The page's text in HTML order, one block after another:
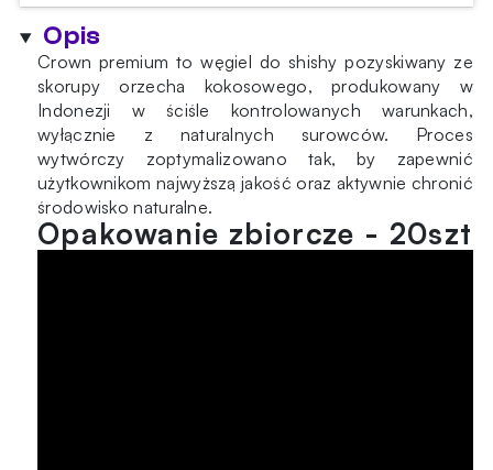
1kg
(26mm)
Opis
Crown premium to węgiel do shishy pozyskiwany ze
skorupy orzecha kokosowego, produkowany w
Indonezji w ściśle kontrolowanych warunkach,
wyłącznie z naturalnych surowców. Proces
wytwórczy zoptymalizowano tak, by zapewnić
użytkownikom najwyższą jakość oraz aktywnie chronić
środowisko naturalne.
Opakowanie zbiorcze - 20szt